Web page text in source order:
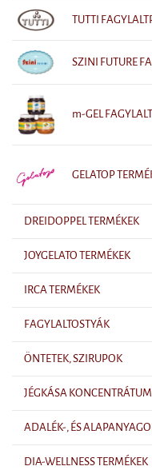
TUTTI
SZINI FUTURE
m-GEL
GELATOP
DREIDOPPEL TERMÉKEK
JOYGELATO TERMÉKEK
IRCA TERMÉKEK
FAGYLALTOSTYÁK
ÖNTETEK, SZIRUPOK
JÉGKÁSA
ADALÉK-, ÉS
DIA-WELLNESS TERMÉKEK